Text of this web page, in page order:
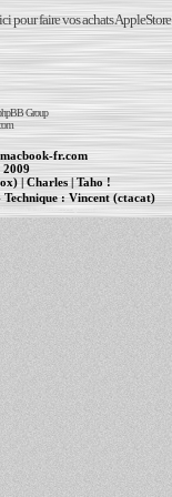
pour faire vos achats AppleStore
Group
fr.com
2009
| Charles|Taho !
Technique :Vincent (ctacat)
| cr�ation de sites Internet